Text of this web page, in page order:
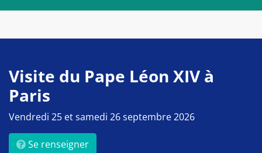
Visite du Pape Léon XIV à
Paris
Vendredi 25 et samedi 26 septembre 2026
Se renseigner